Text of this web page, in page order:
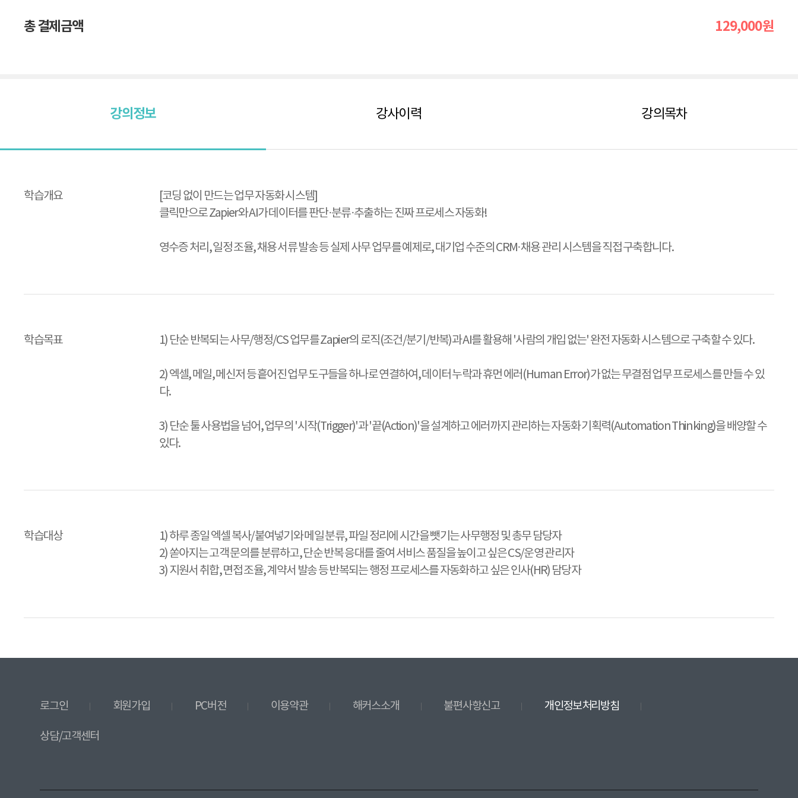
총 결제금액 129,000원
강의정보 강사이력 강의목차
학습개요
[코딩 없이 만드는 업무 자동화 시스템]
클릭만으로 Zapier와 AI가 데이터를 판단·분류·추출하는 진짜 프로세스 자동화!
영수증 처리, 일정 조율, 채용 서류 발송 등 실제 사무 업무를 예제로, 대기업 수준의 CRM·채용 관리 시스템을 직접 구축합니다.
학습목표 1) 단순 반복되는 사무/행정/CS 업무를 Zapier의 로직(조건/분기/반복)과 AI를 활용해 '사람의 개입 없는' 완전 자동화 시스템으로 구축할 수 있다.
2) 엑셀, 메일, 메신저 등 흩어진 업무 도구들을 하나로 연결하여, 데이터 누락과 휴먼 에러(Human Error)가 없는 무결점 업무 프로세스를 만들 수 있
다.
3) 단순 툴 사용법을 넘어, 업무의 '시작(Trigger)'과 '끝(Action)'을 설계하고 에러까지 관리하는 자동화 기획력(Automation Thinking)을 배양할 수
있다.
학습대상
1) 하루 종일 엑셀 복사/붙여넣기와 메일 분류, 파일 정리에 시간을 뺏기는 사무행정 및 총무 담당자
2) 쏟아지는 고객 문의를 분류하고, 단순 반복 응대를 줄여 서비스 품질을 높이고 싶은 CS/운영 관리자
3) 지원서 취합, 면접 조율, 계약서 발송 등 반복되는 행정 프로세스를 자동화하고 싶은 인사(HR) 담당자
로그인 회원가입 PC버전 이용약관 해커스소개 불편사항신고 개인정보처리방침
상담/고객센터